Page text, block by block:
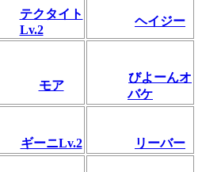
テクタイト
Lv.2
ヘイジー
モア
びよーんオ
バケ
ギーニLv.2 リーバー